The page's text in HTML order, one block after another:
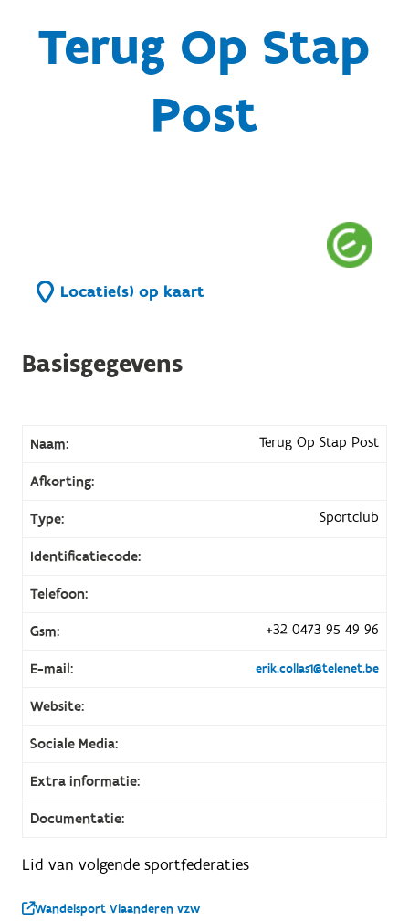
Terug Op Stap
Post
Locatie(s) op kaart
Basisgegevens
Naam: Terug Op Stap Post
Afkorting:
Type: Sportclub
Identificatiecode:
Telefoon:
Gsm: +32 0473 95 49 96
E-mail: erik.collas1@telenet.be
Website:
Sociale Media:
Extra informatie:
Documentatie:
Lid van volgende sportfederaties
Wandelsport Vlaanderen vzw